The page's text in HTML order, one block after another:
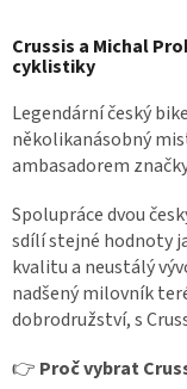
Crussis a Michal
cyklistiky
Legendární český
několikanásobný
ambasadorem
Spolupráce dvou
sdílí stejné hodnoty
kvalitu a neustálý
nadšený milovník
dobrodružství, s
👉 Proč vybrat